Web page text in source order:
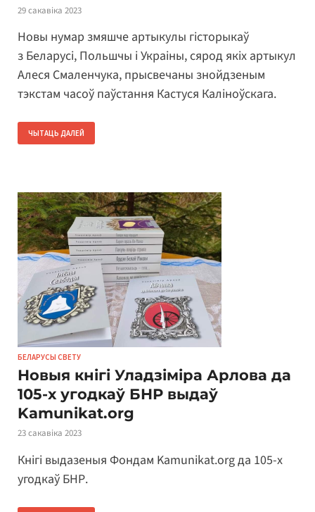
29 сакавіка 2023
Новы нумар змяшче артыкулы гісторыкаў
з Беларусі, Польшчы і Украіны, сярод якіх артыкул
Алеся Смаленчука, прысвечаны знойдзеным
тэкстам часоў паўстання Кастуся Каліноўскага.
ЧЫТАЦЬ ДАЛЕЙ
БЕЛАРУСЫ СВЕТУ
Новыя кнігі Уладзіміра Арлова да
105-х угодкаў БНР выдаў
Kamunikat.org
23 сакавіка 2023
Кнігі выдазеныя Фондам Kamunikat.org да 105-х
угодкаў БНР.